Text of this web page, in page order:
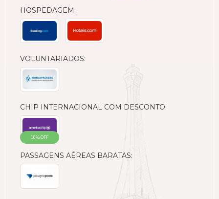
HOSPEDAGEM:
VOLUNTARIADOS:
CHIP INTERNACIONAL COM DESCONTO:
10% OFF
PASSAGENS AÉREAS BARATAS: